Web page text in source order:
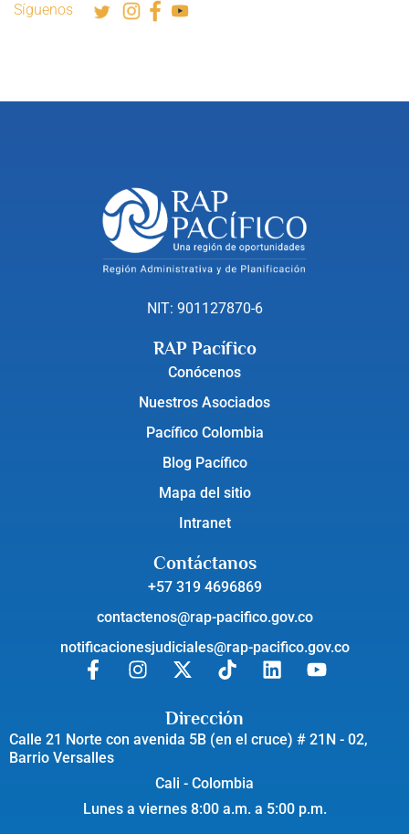
Síguenos
NIT: 901127870-6
RAP Pacífico
Conócenos
Nuestros Asociados
Pacífico Colombia
Blog Pacífico
Mapa del sitio
Intranet
Contáctanos
+57 319 4696869
contactenos@rap-pacifico.gov.co
notificacionesjudiciales@rap-pacifico.gov.co
Dirección
Calle 21 Norte con avenida 5B (en el cruce) # 21N - 02,
Barrio Versalles
Cali - Colombia
Lunes a viernes 8:00 a.m. a 5:00 p.m.